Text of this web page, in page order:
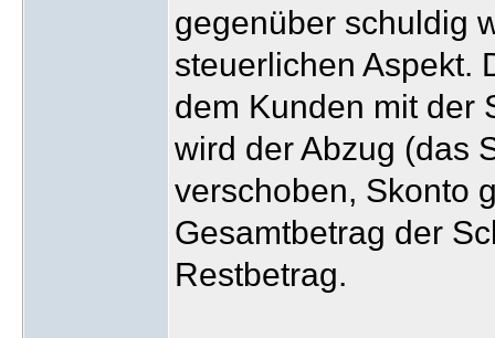
gegenüber schuldig
steuerlichen Aspekt.
dem Kunden mit der
wird der Abzug (das
verschoben, Skonto
Gesamtbetrag der
Restbetrag.